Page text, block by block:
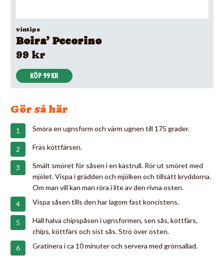
vintips
Boira’ Pecorino
99 kr
KÖP 99 KR
Gör så här
Smöra en ugnsform och värm ugnen till 175 grader.
Fräs köttfärsen.
Smält smöret för såsen i en kastrull. Rör ut smöret med
mjölet. Vispa i grädden och mjölken och tillsätt kryddorna.
Om man vill kan man röra i lite av den rivna osten.
Vispa såsen tills den har lagom fast koncistens.
Häll halva chipspåsen i ugnsformen, sen sås, köttfärs,
chips, köttfärs och sist sås. Strö över osten.
Gratinera i ca 10 minuter och servera med grönsallad.